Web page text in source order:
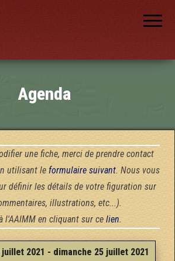
Agenda
une fiche, merci de prendre contact
utilisant le formulaire suivant. Nous vous
définir les détails de votre figuration sur
illustrations, etc...).
l'AAIMM en cliquant sur ce lien.
2021 - dimanche 25 juillet 2021